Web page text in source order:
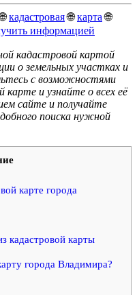
кадастровая🌐карта🌐
информацией
кадастровой картой
о земельных участках и
с возможностями
и узнайте о всех её
сайте и получайте
поиска нужной
карте города
кадастровой карты
города Владимира?